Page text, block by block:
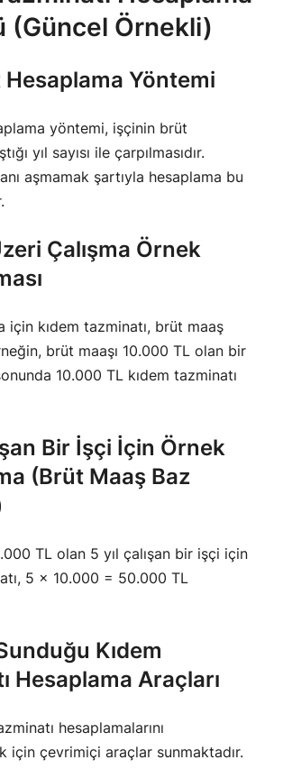
(Güncel Örnekli)
Yöntemi
yöntemi, işçinin brüt
yıl sayısı ile çarpılmasıdır.
aşmamak şartıyla hesaplama bu
Çalışma Örnek
için kıdem tazminatı, brüt maaş
brüt maaşı 10.000 TL olan bir
10.000 TL kıdem tazminatı
Bir İşçi İçin Örnek
(Brüt Maaş Baz
TL olan 5 yıl çalışan bir işçi için
5 x 10.000 = 50.000 TL
Kıdem
Hesaplama Araçları
hesaplamalarını
için çevrimiçi araçlar sunmaktadır.